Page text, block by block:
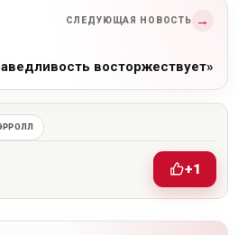
СЛЕДУЮЩАЯ НОВОСТЬ →
восторжествует»
+1